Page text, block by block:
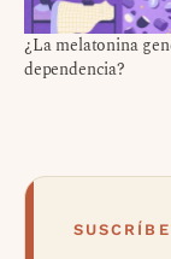
¿La melatonina
dependencia?